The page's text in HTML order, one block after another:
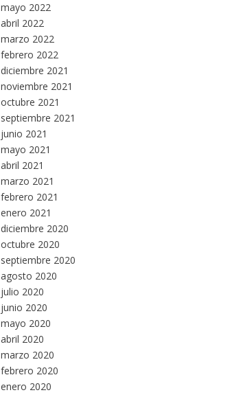
mayo 2022
abril 2022
marzo 2022
febrero 2022
diciembre 2021
noviembre 2021
octubre 2021
septiembre 2021
junio 2021
mayo 2021
abril 2021
marzo 2021
febrero 2021
enero 2021
diciembre 2020
octubre 2020
septiembre 2020
agosto 2020
julio 2020
junio 2020
mayo 2020
abril 2020
marzo 2020
febrero 2020
enero 2020